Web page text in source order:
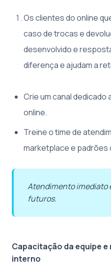
Os clientes do online
caso de trocas e
desenvolvido e
diferença e ajudam a
Crie um canal dedicado
online.
Treine o time de
marketplace e padrões
Atendimento imediato
futuros.
Capacitação da equipe
interno